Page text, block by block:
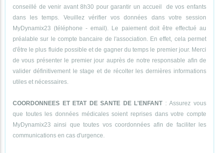
conseillé de venir avant 8h30 pour garantir un accueil de vos enfants
dans les temps. Veuillez vérifier vos données dans votre session
MyDynamix23 (téléphone - email). Le paiement doit être effectué au
préalable sur le compte bancaire de l'association. En effet, cela permet
d'être le plus fluide possible et de gagner du temps le premier jour. Merci
de vous présenter le premier jour auprès de notre responsable afin de
valider définitivement le stage et de récolter les dernières informations
utiles et nécessaires.
COORDONNEES ET ETAT DE SANTE DE L'ENFANT: Assurez vous
que toutes les données médicales soient reprises dans votre compte
MyDynamix23 ainsi que toutes vos coordonnées afin de faciliter les
communications en cas d'urgence.